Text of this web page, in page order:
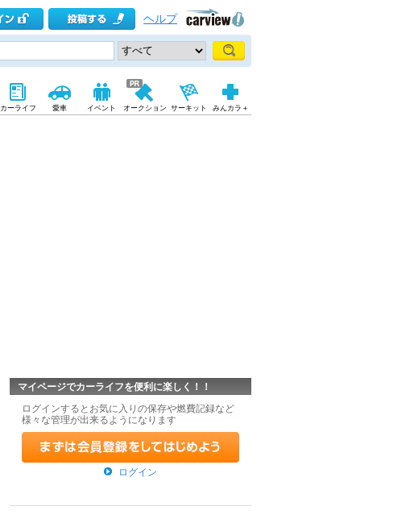
ヘルプ
カーライフ 愛車 イベント オークション サーキット みんカラ＋
マイページでカーライフを便利に楽しく！！
ログインするとお気に入りの保存や燃費記録など
様々な管理が出来るようになります
ログイン